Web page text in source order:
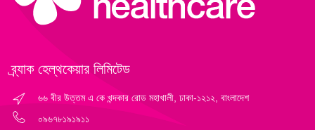
ব্র্যাক হেল্‌থকেয়ার লিমিটেড
৬৬ বীর উত্তম এ কে খন্দকার রোড মহাখালী, ঢাকা-১২১২, বাংলাদেশ
০৯৬৭৮১৯১৯১১